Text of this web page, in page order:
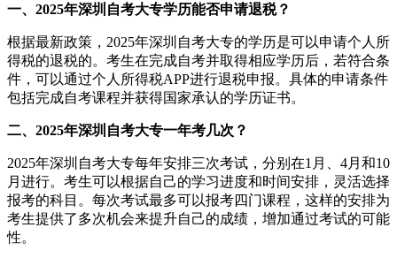
一、2025年深圳自考大专学历能否申请退税？
根据最新政策，2025年深圳自考大专的学历是可以申请个人所
得税的退税的。考生在完成自考并取得相应学历后，若符合条
件，可以通过个人所得税APP进行退税申报。具体的申请条件
包括完成自考课程并获得国家承认的学历证书。
二、2025年深圳自考大专一年考几次？
2025年深圳自考大专每年安排三次考试，分别在1月、4月和10
月进行。考生可以根据自己的学习进度和时间安排，灵活选择
报考的科目。每次考试最多可以报考四门课程，这样的安排为
考生提供了多次机会来提升自己的成绩，增加通过考试的可能
性。